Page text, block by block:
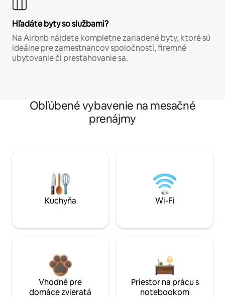
Hľadáte byty so službami?
Na Airbnb nájdete kompletne zariadené byty, ktoré sú
ideálne pre zamestnancov spoločností, firemné
ubytovanie či presťahovanie sa.
Obľúbené vybavenie na mesačné
prenájmy
Kuchyňa Wi-Fi
Vhodné pre
domáce zvieratá
Priestor na prácu s
notebookom